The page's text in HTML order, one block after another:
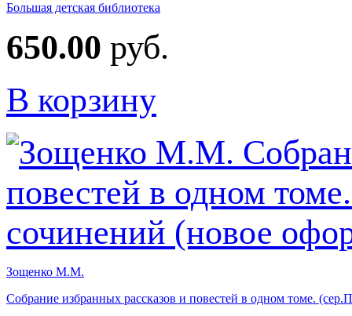
Большая детская библиотека
650.00 руб.
В корзину
Зощенко М.М.
Собрание избранных рассказов и повестей в одном томе.